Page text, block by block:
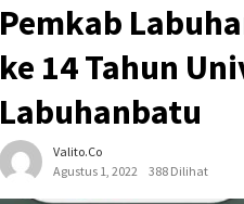
Pemkab
ke 14 Tahun
Labuhanbatu
Valito.co
Agustus 1, 2022
388 Dilihat